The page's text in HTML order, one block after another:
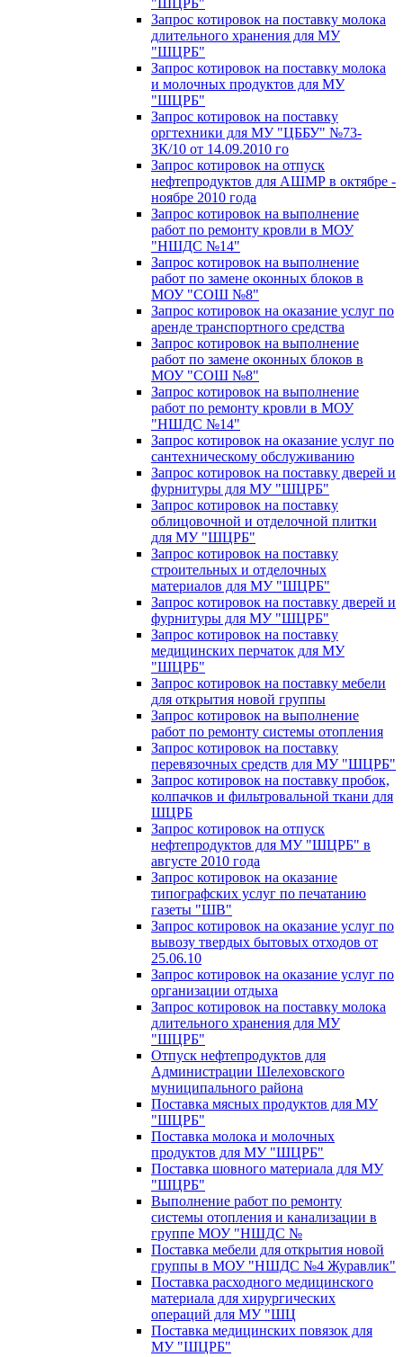
Запрос котировок на поставку молока
длительного хранения для МУ
"ШЦРБ"
Запрос котировок на поставку молока
и молочных продуктов для МУ
"ШЦРБ"
Запрос котировок на поставку
оргтехники для МУ "ЦББУ" №73-
ЗК/10 от 14.09.2010 го
Запрос котировок на отпуск
нефтепродуктов для АШМР в октябре -
ноябре 2010 года
Запрос котировок на выполнение
работ по ремонту кровли в МОУ
"НШДС №14"
Запрос котировок на выполнение
работ по замене оконных блоков в
МОУ "СОШ №8"
Запрос котировок на оказание услуг по
аренде транспортного средства
Запрос котировок на выполнение
работ по замене оконных блоков в
МОУ "СОШ №8"
Запрос котировок на выполнение
работ по ремонту кровли в МОУ
"НШДС №14"
Запрос котировок на оказание услуг по
сантехническому обслуживанию
Запрос котировок на поставку дверей и
фурнитуры для МУ "ШЦРБ"
Запрос котировок на поставку
облицовочной и отделочной плитки
для МУ "ШЦРБ"
Запрос котировок на поставку
строительных и отделочных
материалов для МУ "ШЦРБ"
Запрос котировок на поставку дверей и
фурнитуры для МУ "ШЦРБ"
Запрос котировок на поставку
медицинских перчаток для МУ
"ШЦРБ"
Запрос котировок на поставку мебели
для открытия новой группы
Запрос котировок на выполнение
работ по ремонту системы отопления
Запрос котировок на поставку
перевязочных средств для МУ "ШЦРБ"
Запрос котировок на поставку пробок,
колпачков и фильтровальной ткани для
ШЦРБ
Запрос котировок на отпуск
нефтепродуктов для МУ "ШЦРБ" в
августе 2010 года
Запрос котировок на оказание
типографских услуг по печатанию
газеты "ШВ"
Запрос котировок на оказание услуг по
вывозу твердых бытовых отходов от
25.06.10
Запрос котировок на оказание услуг по
организации отдыха
Запрос котировок на поставку молока
длительного хранения для МУ
"ШЦРБ"
Отпуск нефтепродуктов для
Администрации Шелеховского
муниципального района
Поставка мясных продуктов для МУ
"ШЦРБ"
Поставка молока и молочных
продуктов для МУ "ШЦРБ"
Поставка шовного материала для МУ
"ШЦРБ"
Выполнение работ по ремонту
системы отопления и канализации в
группе МОУ "НШДС №
Поставка мебели для открытия новой
группы в МОУ "НШДС №4 Журавлик"
Поставка расходного медицинского
материала для хирургических
операций для МУ "ШЦ
Поставка медицинских повязок для
МУ "ШЦРБ"